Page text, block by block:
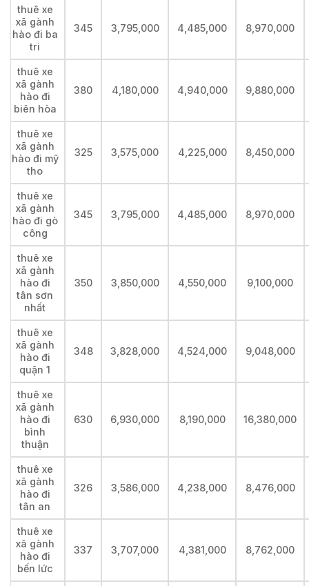
thuê xe
xã gành
hào đi ba
tri
345 3,795,000 4,485,000 8,970,000
thuê xe
xã gành
hào đi
biên hòa
380 4,180,000 4,940,000 9,880,000
thuê xe
xã gành
hào đi mỹ
tho
325 3,575,000 4,225,000 8,450,000
thuê xe
xã gành
hào đi gò
công
345 3,795,000 4,485,000 8,970,000
thuê xe
xã gành
hào đi
tân sơn
nhất
350 3,850,000 4,550,000 9,100,000
thuê xe
xã gành
hào đi
quận 1
348 3,828,000 4,524,000 9,048,000
thuê xe
xã gành
hào đi
bình
thuận
630 6,930,000 8,190,000 16,380,000
thuê xe
xã gành
hào đi
tân an
326 3,586,000 4,238,000 8,476,000
thuê xe
xã gành
hào đi
bến lức
337 3,707,000 4,381,000 8,762,000